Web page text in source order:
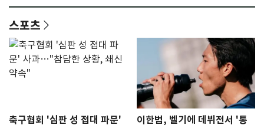
스포츠
축구협회 '심판 성 접대 파문'
이한범, 벨기에 데뷔전서 '통